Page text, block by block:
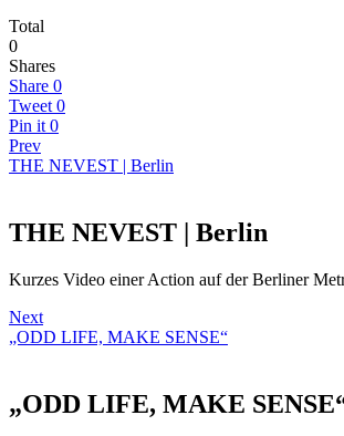
Total
0
Shares
Share 0
Tweet 0
Pin it 0
Prev
THE NEVEST | Berlin
THE NEVEST | Berlin
Kurzes Video einer Action auf der Berliner
Next
„ODD LIFE, MAKE SENSE“
„ODD LIFE, MAKE